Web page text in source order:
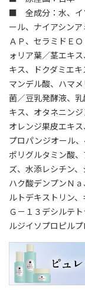
■ 全成分：水、イ
ール、ナイアシン
ＡＰ、セラミドＥ
ォリア葉／茎エキ
キス、ドクダミエ
マンデル酸、ハマ
菌／豆乳発酵液、
キス、オタネニン
オレンジ果皮エキ
プロパンジオール
ポリグルタミン酸
ズ、水添レシチン
ハク酸デンプンＮ
ルトデキストリン
Ｇ－１３デシルテ
ルジイソプロピル